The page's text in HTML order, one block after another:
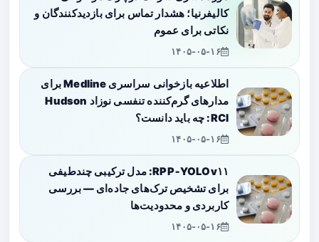
کالیفرنیا؛ هشدار تماس برای بازدیدکنندگان و
نکاتی برای عموم
۱۴۰۵-۰۵-۱۶
اطلاعیه بازخوانی سراسری Medline برای
مدارهای گرم‌کننده تنفسی نوزاد Hudson
RCI: چه باید دانست؟
۱۴۰۵-۰۵-۱۶
RPP‑YOLOv۱۱: مدل ترکیبی چندطیفی
برای تشخیص ترک‌های جاده‌ای — بررسی
کاربردی و محدودیت‌ها
۱۴۰۵-۰۵-۱۶